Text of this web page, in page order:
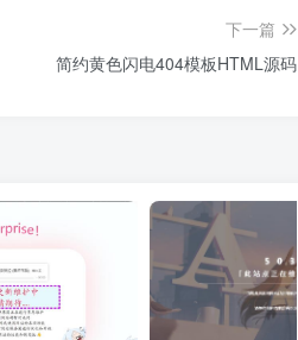
下一篇
简约黄色闪电404模板HTML源码